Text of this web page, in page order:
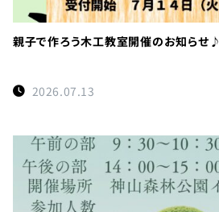
親子で作ろう木工教室開催のお知らせ♪
2026.07.13